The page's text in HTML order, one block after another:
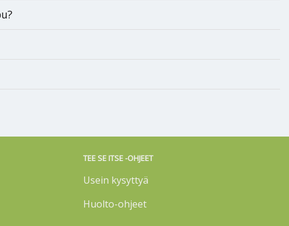
TEE SE ITSE -OHJEET
Usein kysyttyä
Huolto-ohjeet